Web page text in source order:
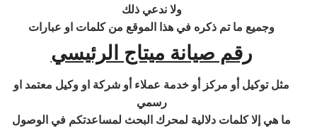
ولا ندعي ذلك
وجميع ما تم ذكره في هذا الموقع من كلمات او عبارات
رقم صيانة ميتاج الرئيسي
مثل توكيل أو مركز أو خدمة عملاء أو شركة او وكيل معتمد او
رسمي
ما هي إلا كلمات دلالية لمحرك البحث لمساعدتكم في الوصول